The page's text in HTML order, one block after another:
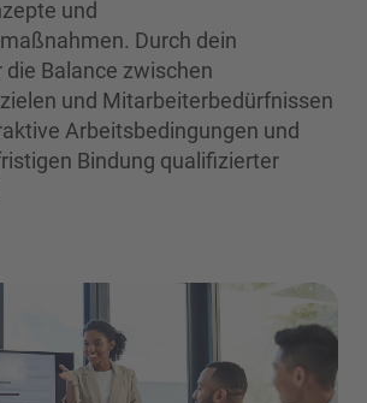
und
Durch dein
Balance zwischen
und Mitarbeiterbedürfnissen
Arbeitsbedingungen und
Bindung qualifizierter